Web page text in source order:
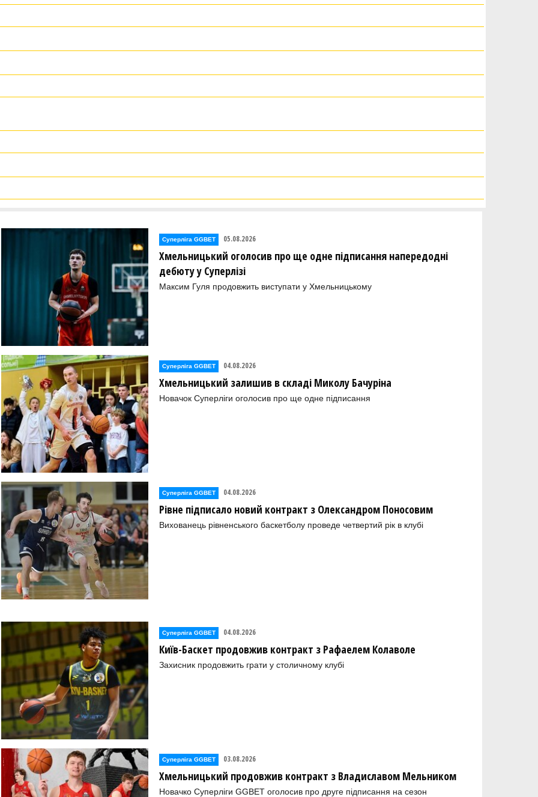
Суперліга GGBET 05.08.2026
Хмельницький оголосив про ще одне підписання напередодні
дебюту у Суперлізі
Максим Гуля продовжить виступати у Хмельницькому
Суперліга GGBET 04.08.2026
Хмельницький залишив в складі Миколу Бачуріна
Новачок Суперліги оголосив про ще одне підписання
Суперліга GGBET 04.08.2026
Рівне підписало новий контракт з Олександром Поносовим
Вихованець рівненського баскетболу проведе четвертий рік в клубі
Суперліга GGBET 04.08.2026
Київ-Баскет продовжив контракт з Рафаелем Колаволе
Захисник продовжить грати у столичному клубі
Суперліга GGBET 03.08.2026
Хмельницький продовжив контракт з Владиславом Мельником
Новачко Суперліги GGBET оголосив про друге підписання на сезон